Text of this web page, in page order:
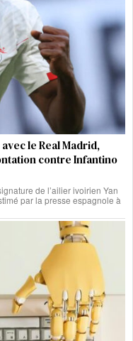
le Real Madrid,
contre Infantino
de l’ailier ivoirien Yan
par la presse espagnole à